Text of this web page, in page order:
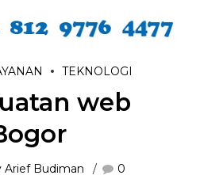
TEKNOLOGI
web
Arief Budiman 0